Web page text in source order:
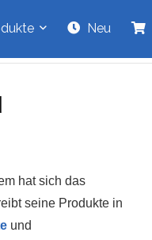
Neu
hat sich das
seine Produkte in
und